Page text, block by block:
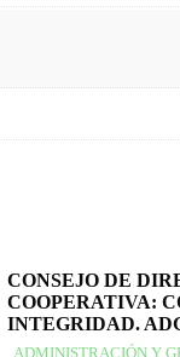
CONSEJO DE
COOPERATIVA:
INTEGRIDAD.
ADMINISTRACIÓN Y